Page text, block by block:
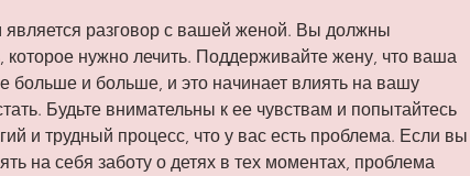
разговор с вашей женой. Вы должны
которое нужно лечить. Поддерживайте жену, что ваша
больше и больше, и это начинает влиять на вашу
Будьте внимательны к ее чувствам и попытайтесь
и трудный процесс, что у вас есть проблема. Если вы
на себя заботу о детях в тех моментах, проблема